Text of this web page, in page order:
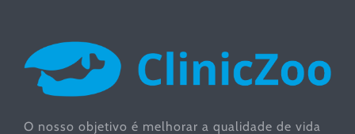
O nosso objetivo é melhorar a qualidade de vida